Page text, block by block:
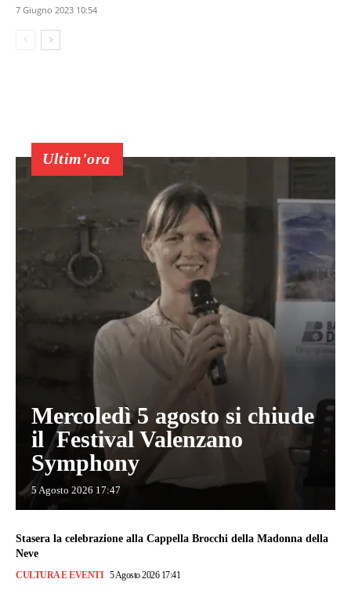
7 Giugno 2023 10:54
Ultim'ora
Mercoledì 5 agosto si chiude
il Festival Valenzano
Symphony
5 Agosto 2026 17:47
Stasera la celebrazione alla Cappella Brocchi della Madonna della
Neve
CULTURA E EVENTI 5 Agosto 2026 17:41